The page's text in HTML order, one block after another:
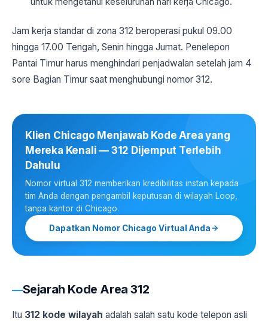
Jam kerja standar di zona 312 beroperasi pukul 09.00
hingga 17.00 Tengah, Senin hingga Jumat. Penelepon
Pantai Timur harus menghindari penjadwalan setelah jam 4
sore Bagian Timur saat menghubungi nomor 312.
Klien Chicago Menjawab Kode Area yang
Mereka Kenali — 312 Dijemput Terlebih
Dahulu
Nomor virtual 312 memberikan kredibilitas instan kepada
tim Anda dengan pengambil keputusan di wilayah Loop,
tanpa kantor di Chicago.
Dapatkan Nomor Chicago Virtual Anda
Sejarah Kode Area 312
Itu 312 kode wilayah adalah salah satu kode telepon asli